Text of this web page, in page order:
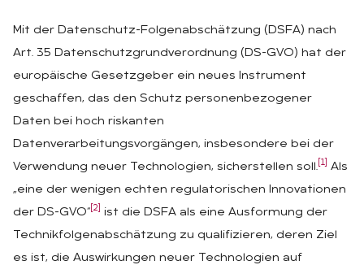
Mit der Datenschutz-Folgenabschätzung (DSFA) nach
Art. 35 Datenschutzgrundverordnung (DS-GVO) hat der
europäische Gesetzgeber ein neues Instrument
geschaffen, das den Schutz personenbezogener
Daten bei hoch riskanten
Datenverarbeitungsvorgängen, insbesondere bei der
Verwendung neuer Technologien, sicherstellen soll. [1]
Als
„eine der wenigen echten regulatorischen Innovationen
der DS-GVO“ [2]
ist die DSFA als eine Ausformung der
Technikfolgenabschätzung zu qualifizieren, deren Ziel
es ist, die Auswirkungen neuer Technologien auf